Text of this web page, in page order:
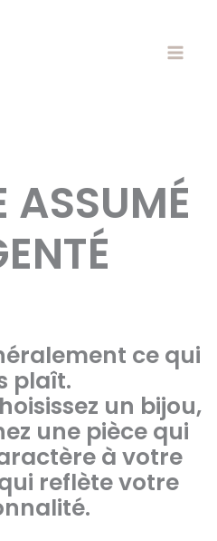
ASSUMÉ
ce qui
plaît.
un bijou,
une pièce qui
à votre
reflète votre